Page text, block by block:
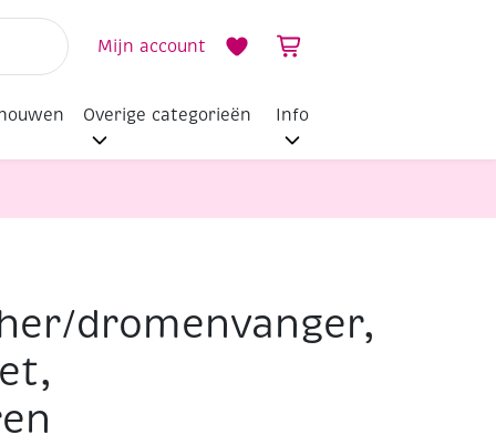
Mijn account
Overige categorieën Info
dromenvanger,